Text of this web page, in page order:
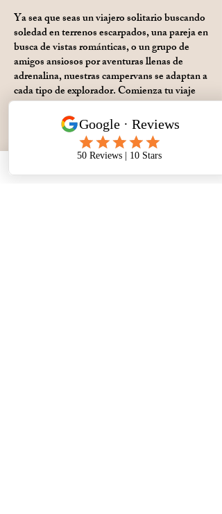
Ya sea que seas un viajero solitario buscando
soledad en terrenos escarpados, una pareja en
busca de vistas románticas, o un grupo de
amigos ansiosos por aventuras llenas de
adrenalina, nuestras campervans se adaptan a
cada tipo de explorador. Comienza tu viaje
con nosotros hoy y deja que la magia
incomparable de Tasmania se despliegue
ante tus ojos.